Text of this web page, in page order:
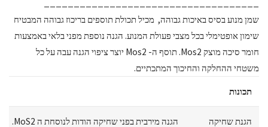
שמן מנוע בסיס באיכות גבוהה, מכיל תכולת תוספים בריכוז גבוהה המבטיח
שימון אופטימלי בכל מצבי פעולת המנוע. הגנה נוספת מפני בלאי באמצעות
חומר סיכה מוצק Mos2. תוסף ה- Mos2 יוצר ציפוי הגנה עבה על כל
משטחי ההחלקה והחיכוך המתכתיים.
תכונות
הגנת שחיקה הגנה מירבית בפני שחיקה הודות לנוסחת ה MoS2.